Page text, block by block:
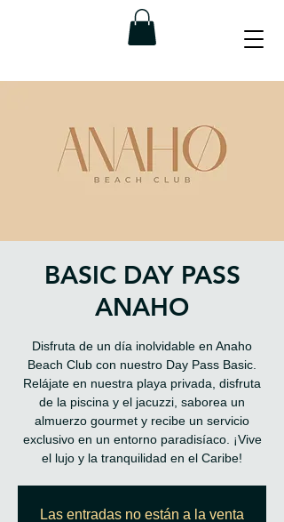
BASIC DAY PASS
ANAHO
Disfruta de un día inolvidable en Anaho
Beach Club con nuestro Day Pass Basic.
Relájate en nuestra playa privada, disfruta
de la piscina y el jacuzzi, saborea un
almuerzo gourmet y recibe un servicio
exclusivo en un entorno paradisíaco. ¡Vive
el lujo y la tranquilidad en el Caribe!
Las entradas no están a la venta